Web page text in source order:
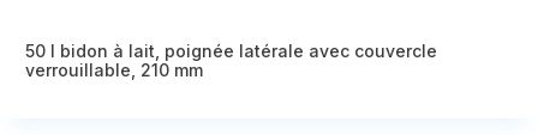
50 l bidon à lait, poignée latérale avec couvercle
verrouillable, 210 mm